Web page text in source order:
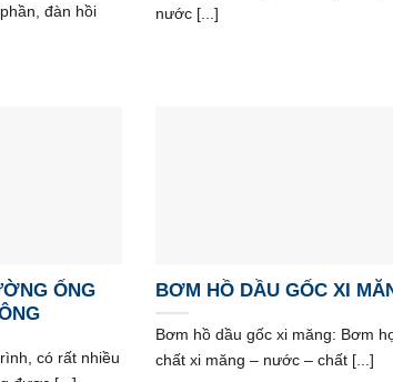
đàn hồi
nước [...]
ỐNG
có rất nhiều
BƠM HỒ DẦU GỐC XI
Bơm hồ dầu gốc xi măng: Bơm
chất xi măng – nước – chất [...]